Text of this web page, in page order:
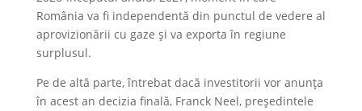
România va fi independentă din punctul de vedere al
aprovizionării cu gaze şi va exporta în regiune
surplusul.
Pe de altă parte, întrebat dacă investitorii vor anunţa
în acest an decizia finală, Franck Neel, preşedintele